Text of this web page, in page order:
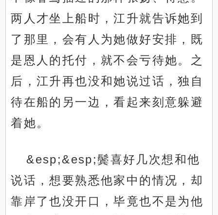
两人才坐上船时，江升就告诉她到
了那里，会有人为她做好安排，既
是恩人的托付，就不会亏待她。之
后，江升再也没和她说过话，独自
待在船的另一边，看起来刻意躲避
着她。
&esp;&esp;鬓喜好几次想和他
说话，想要熟悉他家中的情况，却
靠岸了也没开口，毕竟也不是为他